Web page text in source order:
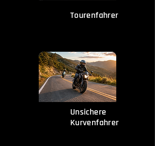
Tourenfahrer
Unsichere
Kurvenfahrer